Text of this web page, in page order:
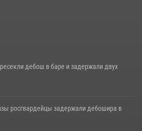
дебош в баре и задержали двух
росгвардейцы задержали дебошира в